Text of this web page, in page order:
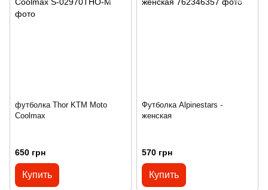
футболка Thor KTM Moto
Coolmax
650 грн
Купить
Футболка Alpinestars -
женская
570 грн
Купить